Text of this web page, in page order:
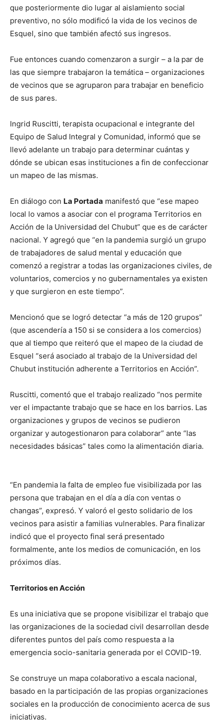
que posteriormente dio lugar al aislamiento social
preventivo, no sólo modificó la vida de los vecinos de
Esquel, sino que también afectó sus ingresos.
Fue entonces cuando comenzaron a surgir – a la par de
las que siempre trabajaron la temática – organizaciones
de vecinos que se agruparon para trabajar en beneficio
de sus pares.
Ingrid Ruscitti, terapista ocupacional e integrante del
Equipo de Salud Integral y Comunidad, informó que se
llevó adelante un trabajo para determinar cuántas y
dónde se ubican esas instituciones a fin de confeccionar
un mapeo de las mismas.
En diálogo con La Portada manifestó que “ese mapeo
local lo vamos a asociar con el programa Territorios en
Acción de la Universidad del Chubut” que es de carácter
nacional. Y agregó que “en la pandemia surgió un grupo
de trabajadores de salud mental y educación que
comenzó a registrar a todas las organizaciones civiles, de
voluntarios, comercios y no gubernamentales ya existen
y que surgieron en este tiempo”.
Mencionó que se logró detectar “a más de 120 grupos”
(que ascendería a 150 si se considera a los comercios)
que al tiempo que reiteró que el mapeo de la ciudad de
Esquel “será asociado al trabajo de la Universidad del
Chubut institución adherente a Territorios en Acción”.
Ruscitti, comentó que el trabajo realizado “nos permite
ver el impactante trabajo que se hace en los barrios. Las
organizaciones y grupos de vecinos se pudieron
organizar y autogestionaron para colaborar” ante “las
necesidades básicas” tales como la alimentación diaria.
“En pandemia la falta de empleo fue visibilizada por las
persona que trabajan en el día a día con ventas o
changas”, expresó. Y valoró el gesto solidario de los
vecinos para asistir a familias vulnerables. Para finalizar
indicó que el proyecto final será presentado
formalmente, ante los medios de comunicación, en los
próximos días.
Territorios en Acción
Es una iniciativa que se propone visibilizar el trabajo que
las organizaciones de la sociedad civil desarrollan desde
diferentes puntos del país como respuesta a la
emergencia socio-sanitaria generada por el COVID-19.
Se construye un mapa colaborativo a escala nacional,
basado en la participación de las propias organizaciones
sociales en la producción de conocimiento acerca de sus
iniciativas.